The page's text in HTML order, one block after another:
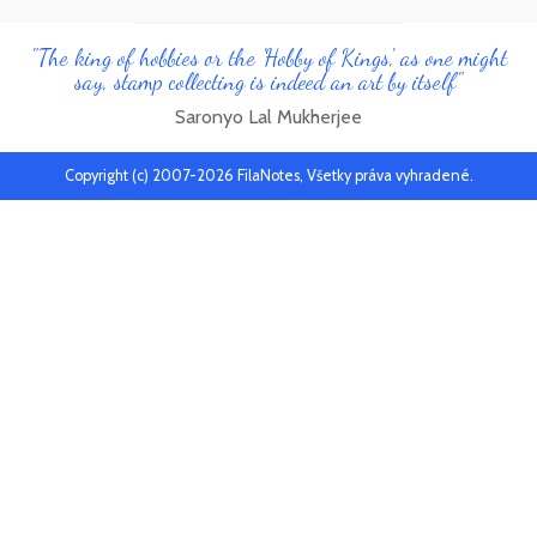
"The king of hobbies or the 'Hobby of Kings', as one might
say, stamp collecting is indeed an art by itself"
Saronyo Lal Mukherjee
Copyright (c) 2007-2026 FilaNotes, Všetky práva vyhradené.